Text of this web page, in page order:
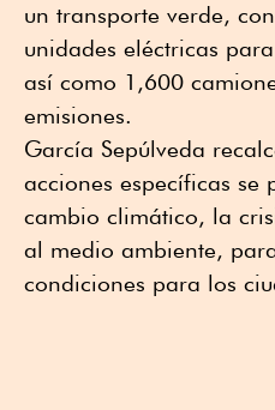
un transporte verde,
unidades eléctricas
así como 1,600
emisiones.
García Sepúlveda
acciones específicas se
cambio climático, la
al medio ambiente,
condiciones para los